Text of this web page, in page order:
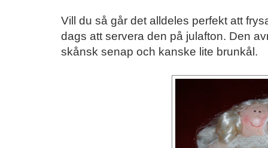
Vill du så går det alldeles perfekt att
dags att servera den på julafton. Den
skånsk senap och kanske lite brunkål.